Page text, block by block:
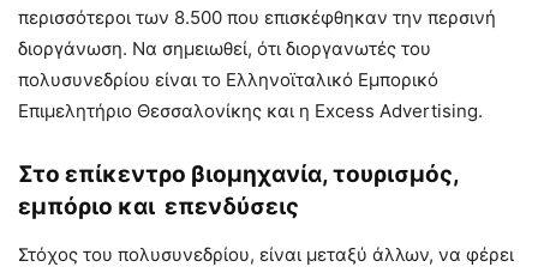
περισσότεροι των 8.500 που επισκέφθηκαν την περσινή
διοργάνωση. Να σημειωθεί, ότι διοργανωτές του
πολυσυνεδρίου είναι το Ελληνοϊταλικό Εμπορικό
Επιμελητήριο Θεσσαλονίκης και η Excess Advertising.
Στο επίκεντρο βιομηχανία, τουρισμός,
εμπόριο και επενδύσεις
Στόχος του πολυσυνεδρίου, είναι μεταξύ άλλων, να φέρει